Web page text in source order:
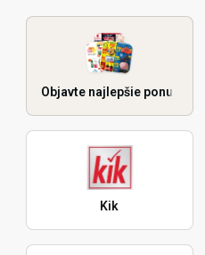
Objavte najlepšie ponuky
Kik